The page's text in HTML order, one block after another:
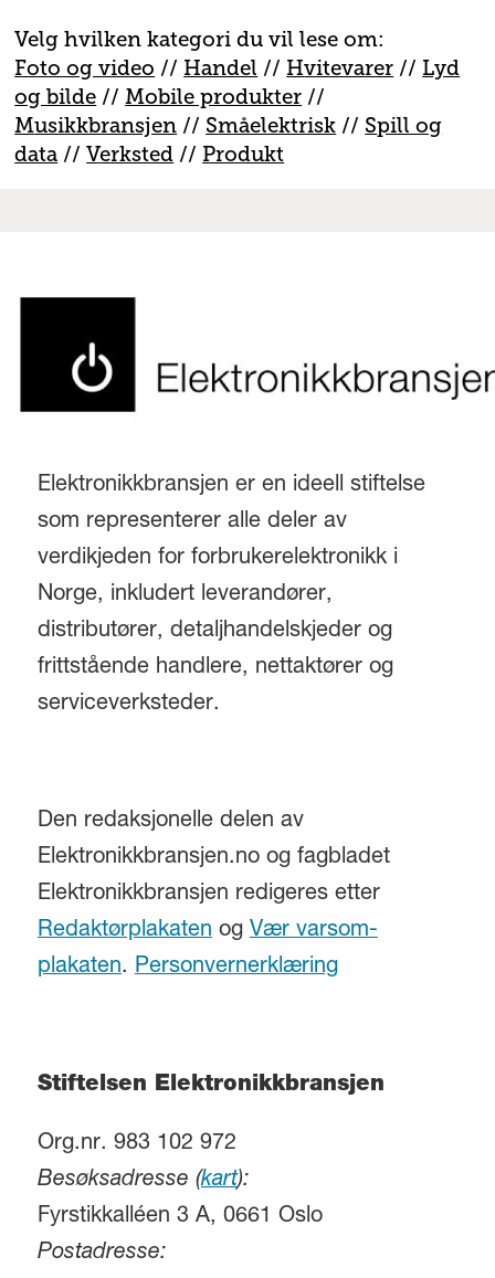
Velg hvilken kategori du vil lese om:
Foto og video // Handel // Hvitevarer // Lyd
og bilde //Mobile produkter //
Musikkbransjen // Småelektrisk // Spill og
data //Verksted // Produkt
Elektronikkbransjen er en ideell stiftelse
som representerer alle deler av
verdikjeden for forbrukerelektronikk i
Norge, inkludert leverandører,
distributører, detaljhandelskjeder og
frittstående handlere, nettaktører og
serviceverksteder.
Den redaksjonelle delen av
Elektronikkbransjen.no og fagbladet
Elektronikkbransjen redigeres etter
Redaktørplakatenog Vær varsom-
plakaten. Personvernerklæring
Stiftelsen Elektronikkbransjen
Org.nr. 983 102 972
Besøksadresse (kart):
Fyrstikkalléen 3 A, 0661 Oslo
Postadresse: